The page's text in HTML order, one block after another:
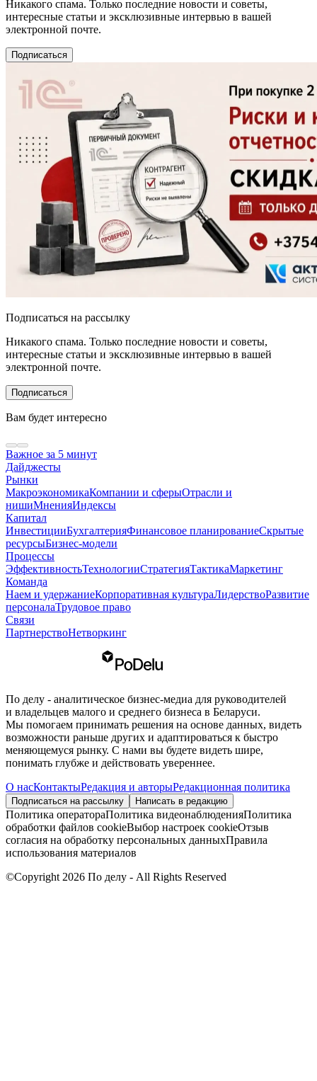
Никакого спама. Только последние новости и советы,
интересные статьи и эксклюзивные интервью в вашей
электронной почте.
Подписаться
Подписаться на рассылку
Никакого спама. Только последние новости и советы,
интересные статьи и эксклюзивные интервью в вашей
электронной почте.
Подписаться
Вам будет интересно
Важное за 5 минут
Дайджесты
Рынки
МакроэкономикаКомпании и сферыОтрасли и
нишиМненияИндексы
Капитал
ИнвестицииБухгалтерияФинансовое планированиеСкрытые
ресурсыБизнес-модели
Процессы
ЭффективностьТехнологииСтратегияТактикаМаркетинг
Команда
Наем и удержаниеКорпоративная культураЛидерствоРазвитие
персоналаТрудовое право
Связи
ПартнерствоНетворкинг
По делу - аналитическое бизнес-медиа для руководителей
и владельцев малого и среднего бизнеса в Беларуси.
Мы помогаем принимать решения на основе данных, видеть
возможности раньше других и адаптироваться к быстро
меняющемуся рынку. С нами вы будете видеть шире,
понимать глубже и действовать увереннее.
О насКонтактыРедакция и авторыРедакционная политика
Подписаться на рассылку Написать в редакцию
Политика оператораПолитика видеонаблюденияПолитика
обработки файлов cookieВыбор настроек cookieОтзыв
согласия на обработку персональных данныхПравила
использования материалов
©Copyright 2026 По делу - All Rights Reserved